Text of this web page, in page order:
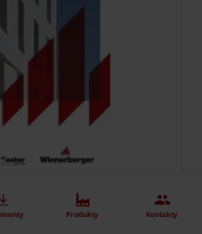
omietky pre
Produkty Kontakty